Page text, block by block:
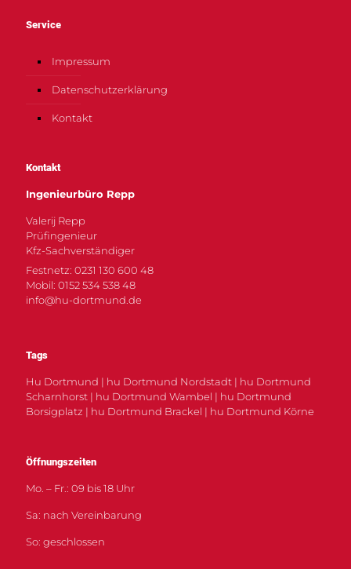
Service
Impressum
Datenschutzerklärung
Kontakt
Kontakt
Ingenieurbüro Repp
Valerij Repp
Prüfingenieur
Kfz-Sachverständiger
Festnetz: 0231 130 600 48
Mobil: 0152 534 538 48
info@hu-dortmund.de
Tags
Hu Dortmund | hu Dortmund Nordstadt | hu Dortmund
Scharnhorst | hu Dortmund Wambel | hu Dortmund
Borsigplatz | hu Dortmund Brackel | hu Dortmund Körne
Öffnungszeiten
Mo. – Fr.: 09 bis 18 Uhr
Sa: nach Vereinbarung
So: geschlossen